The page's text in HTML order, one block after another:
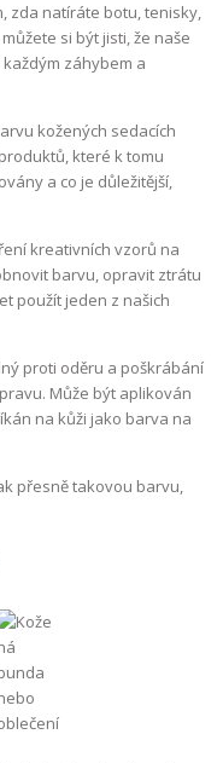
zda natíráte botu, tenisky,
si být jisti, že naše
záhybem a
kožených sedacích
které k tomu
a co je důležitější,
kreativních vzorů na
barvu, opravit ztrátu
použít jeden z našich
proti oděru a poškrábání
Může být aplikován
na kůži jako barva na
přesně takovou barvu,